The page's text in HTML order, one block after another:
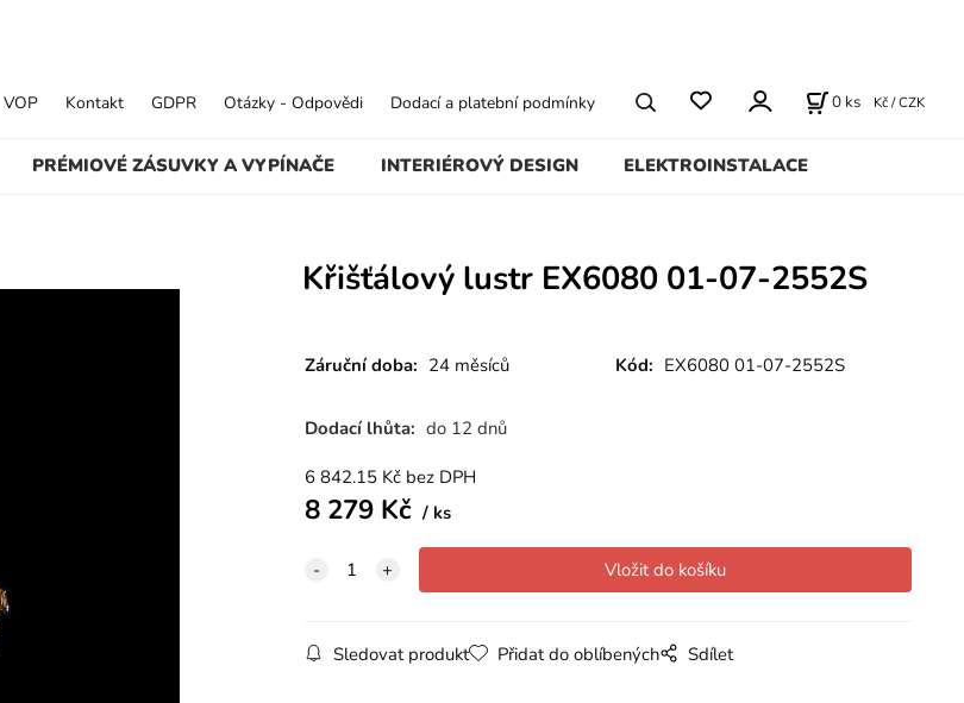
PRÉMIOVÉ ZÁSUVKY A VYPÍNAČE INTERIÉROVÝ DESIGN ELEKTROINSTALACE
VOP Kontakt GDPR Otázky - Odpovědi Dodací a platební podmínky 0 ks Kč / CZK
Křišťálový lustr EX6080 01-07-2552S
Záruční doba: 24 měsíců Kód: EX6080 01-07-2552S
Dodací lhůta: do 12 dnů
6 842.15Kč bez DPH
8 279Kč ks
Sledovat produkt Přidat do oblíbených Sdílet